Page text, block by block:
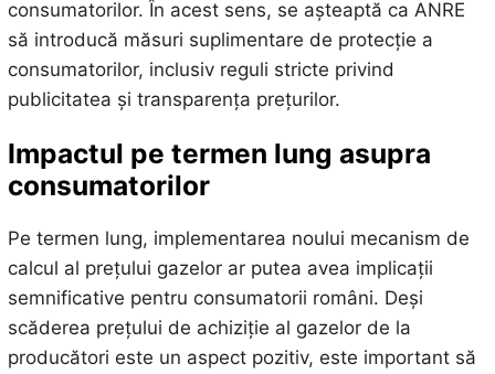
consumatorilor. În acest sens, se așteaptă ca ANRE
să introducă măsuri suplimentare de protecție a
consumatorilor, inclusiv reguli stricte privind
publicitatea și transparența prețurilor.
Impactul pe termen lung asupra
consumatorilor
Pe termen lung, implementarea noului mecanism de
calcul al prețului gazelor ar putea avea implicații
semnificative pentru consumatorii români. Deși
scăderea prețului de achiziție al gazelor de la
producători este un aspect pozitiv, este important să